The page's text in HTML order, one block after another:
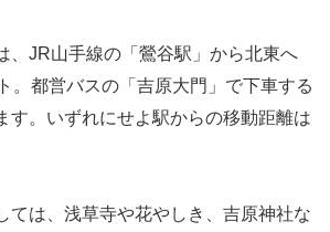
、JR山手線の「鶯谷駅」から北東へ
。都営バスの「吉原大門」で下車する
す。いずれにせよ駅からの移動距離は
ては、浅草寺や花やしき、吉原神社な